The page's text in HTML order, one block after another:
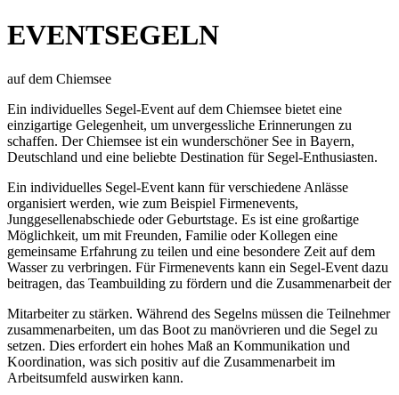
EVENTSEGELN
auf dem Chiemsee
Ein individuelles Segel-Event auf dem Chiemsee bietet eine
einzigartige Gelegenheit, um unvergessliche Erinnerungen zu
schaffen. Der Chiemsee ist ein wunderschöner See in Bayern,
Deutschland und eine beliebte Destination für Segel-Enthusiasten.
Ein individuelles Segel-Event kann für verschiedene Anlässe
organisiert werden, wie zum Beispiel Firmenevents,
Junggesellenabschiede oder Geburtstage. Es ist eine großartige
Möglichkeit, um mit Freunden, Familie oder Kollegen eine
gemeinsame Erfahrung zu teilen und eine besondere Zeit auf dem
Wasser zu verbringen. Für Firmenevents kann ein Segel-Event dazu
beitragen, das Teambuilding zu fördern und die Zusammenarbeit der
Mitarbeiter zu stärken. Während des Segelns müssen die Teilnehmer
zusammenarbeiten, um das Boot zu manövrieren und die Segel zu
setzen. Dies erfordert ein hohes Maß an Kommunikation und
Koordination, was sich positiv auf die Zusammenarbeit im
Arbeitsumfeld auswirken kann.